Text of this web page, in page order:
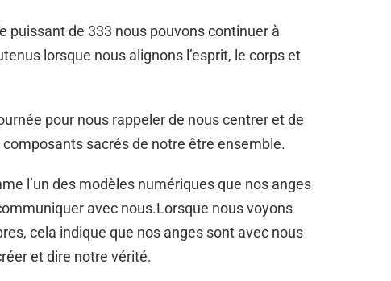
puissant de 333 nous pouvons continuer à
lorsque nous alignons l’esprit, le corps et
pour nous rappeler de nous centrer et de
sacrés de notre être ensemble.
l’un des modèles numériques que nos anges
avec nous.Lorsque nous voyons
cela indique que nos anges sont avec nous
et dire notre vérité.